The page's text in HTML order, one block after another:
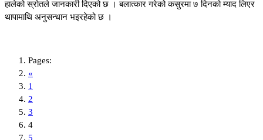
हालेको स्रोतले जानकारी दिएको छ । बलात्कार गरेको कसुरमा ७ दिनको म्याद लिएर
थापामाथि अनुसन्धान भइरहेको छ ।
Pages:
«
1
2
3
4
5